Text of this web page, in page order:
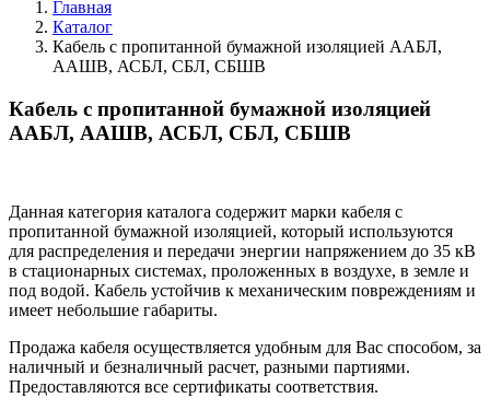
Главная
Каталог
Кабель с пропитанной бумажной изоляцией ААБЛ,
ААШВ, АСБЛ, СБЛ, СБШВ
Кабель с пропитанной бумажной изоляцией
ААБЛ, ААШВ, АСБЛ, СБЛ, СБШВ
Данная категория каталога содержит марки кабеля с
пропитанной бумажной изоляцией, который используются
для распределения и передачи энергии напряжением до 35 кВ
в стационарных системах, проложенных в воздухе, в земле и
под водой. Кабель устойчив к механическим повреждениям и
имеет небольшие габариты.
Продажа кабеля осуществляется удобным для Вас способом, за
наличный и безналичный расчет, разными партиями.
Предоставляются все сертификаты соответствия.